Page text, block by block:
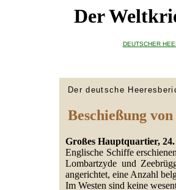
Der
DEUTSCHER
Der deutsche
Beschießung
Großes Hauptquartier,
Englische Schiffe
Lombartzyde und
angerichtet, eine Anzahl
Im Westen sind keine